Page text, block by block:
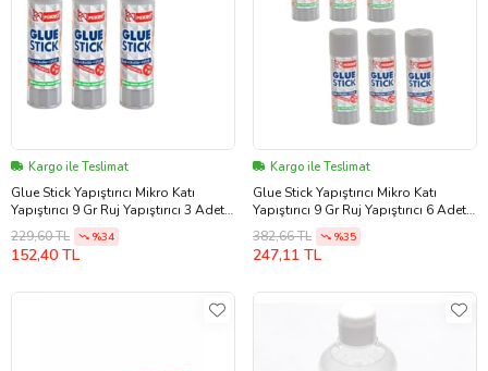
Kargo ile Teslimat
Glue Stick Yapıştırıcı Mikro Katı
Yapıştırıcı 9 Gr Ruj Yapıştırıcı 3 Adet
(Renksiz)
229,60 TL %34
152,40 TL
Kargo ile Teslimat
Glue Stick Yapıştırıcı Mikro Katı
Yapıştırıcı 9 Gr Ruj Yapıştırıcı 6 Adet
(Renksiz)
382,66 TL %35
247,11 TL